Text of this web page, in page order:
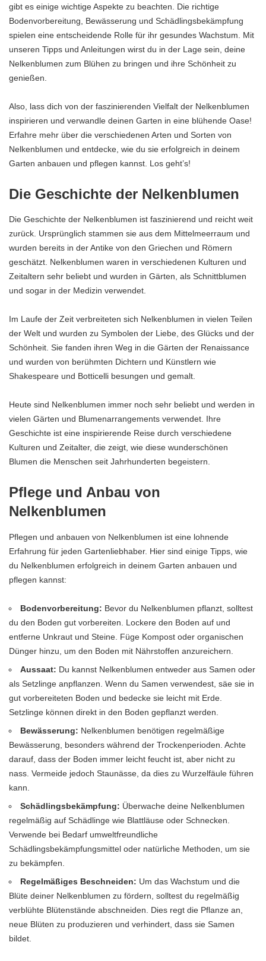
gibt es einige wichtige Aspekte zu beachten. Die richtige
Bodenvorbereitung, Bewässerung und Schädlingsbekämpfung
spielen eine entscheidende Rolle für ihr gesundes Wachstum. Mit
unseren Tipps und Anleitungen wirst du in der Lage sein, deine
Nelkenblumen zum Blühen zu bringen und ihre Schönheit zu
genießen.
Also, lass dich von der faszinierenden Vielfalt der Nelkenblumen
inspirieren und verwandle deinen Garten in eine blühende Oase!
Erfahre mehr über die verschiedenen Arten und Sorten von
Nelkenblumen und entdecke, wie du sie erfolgreich in deinem
Garten anbauen und pflegen kannst. Los geht’s!
Die Geschichte der Nelkenblumen
Die Geschichte der Nelkenblumen ist faszinierend und reicht weit
zurück. Ursprünglich stammen sie aus dem Mittelmeerraum und
wurden bereits in der Antike von den Griechen und Römern
geschätzt. Nelkenblumen waren in verschiedenen Kulturen und
Zeitaltern sehr beliebt und wurden in Gärten, als Schnittblumen
und sogar in der Medizin verwendet.
Im Laufe der Zeit verbreiteten sich Nelkenblumen in vielen Teilen
der Welt und wurden zu Symbolen der Liebe, des Glücks und der
Schönheit. Sie fanden ihren Weg in die Gärten der Renaissance
und wurden von berühmten Dichtern und Künstlern wie
Shakespeare und Botticelli besungen und gemalt.
Heute sind Nelkenblumen immer noch sehr beliebt und werden in
vielen Gärten und Blumenarrangements verwendet. Ihre
Geschichte ist eine inspirierende Reise durch verschiedene
Kulturen und Zeitalter, die zeigt, wie diese wunderschönen
Blumen die Menschen seit Jahrhunderten begeistern.
Pflege und Anbau von
Nelkenblumen
Pflegen und anbauen von Nelkenblumen ist eine lohnende
Erfahrung für jeden Gartenliebhaber. Hier sind einige Tipps, wie
du Nelkenblumen erfolgreich in deinem Garten anbauen und
pflegen kannst:
Bodenvorbereitung: Bevor du Nelkenblumen pflanzt, solltest
du den Boden gut vorbereiten. Lockere den Boden auf und
entferne Unkraut und Steine. Füge Kompost oder organischen
Dünger hinzu, um den Boden mit Nährstoffen anzureichern.
Aussaat: Du kannst Nelkenblumen entweder aus Samen oder
als Setzlinge anpflanzen. Wenn du Samen verwendest, säe sie in
gut vorbereiteten Boden und bedecke sie leicht mit Erde.
Setzlinge können direkt in den Boden gepflanzt werden.
Bewässerung: Nelkenblumen benötigen regelmäßige
Bewässerung, besonders während der Trockenperioden. Achte
darauf, dass der Boden immer leicht feucht ist, aber nicht zu
nass. Vermeide jedoch Staunässe, da dies zu Wurzelfäule führen
kann.
Schädlingsbekämpfung: Überwache deine Nelkenblumen
regelmäßig auf Schädlinge wie Blattläuse oder Schnecken.
Verwende bei Bedarf umweltfreundliche
Schädlingsbekämpfungsmittel oder natürliche Methoden, um sie
zu bekämpfen.
Regelmäßiges Beschneiden: Um das Wachstum und die
Blüte deiner Nelkenblumen zu fördern, solltest du regelmäßig
verblühte Blütenstände abschneiden. Dies regt die Pflanze an,
neue Blüten zu produzieren und verhindert, dass sie Samen
bildet.